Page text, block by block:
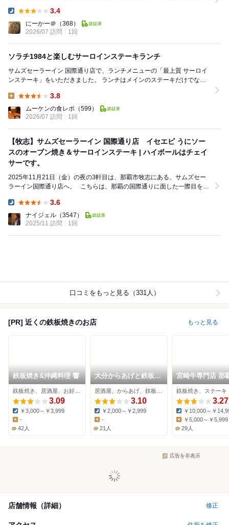
3.4
にーかー＠ （368）
2026/07 訪問
1回
ソラチ1984と楽しむサーロインステーキランチ
サムズセーラーイン 国際通り店で、ランチメニューの「最上質 サーロイ
ンステーキ」をいただきました。 ランチはメインのステーキだけでな
3.8
ムーケンの食レポ （599）
2026/07 訪問
1回
【牧志】サムズセーラーイン 国際通り店 イセエビ うにソー
スのオーブン焼き＆サーロインステーキ | ハイボールはチェイ
サーです。
2025年11月21日（金）の夜の3軒目は、那覇市牧志にある、サムズセー
ラーイン国際通り店へ。 こちらは、那覇の国際通りに面した一際目を引
3.6
ナイジェル （3547）
2025/11 訪問
1回
口コミをもっと見る（331人）
[PR] 近くの鉄板焼きのお店 もっと見る
鉄板焼き&沖縄料理 響
3.09
Dinner:
￥3,000～￥3,999
Lunch:
-
42人
大分からあげと鉄板焼
安里応援団 勝男
3.10
Dinner:
￥2,000～￥2,999
Lunch:
-
21人
宮崎牛専門店 那
やちく
鉄板焼き、ステーキ
3.27
Dinner:
￥10,000～￥
Lunch:
￥5,000～￥5,999
29人
広告を非表示
店舗情報（詳細） 修正